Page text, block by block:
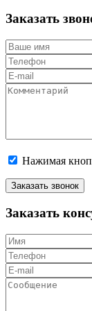
Заказать
Нажимая
Заказать звонок
Заказать